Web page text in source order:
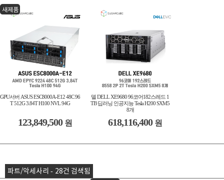
새제품
GPU서버 ASUS ESC8000A-E12 48C 96
T 512G 3.84T H100 NVL 94G
123,849,500 원
델 DELL XE9680 96코어182스레드 1
TB 딥러닝 인공지능 Tesla H200 SXM5
8개
618,116,400 원
파트/악세사리 - 28건 검색됨